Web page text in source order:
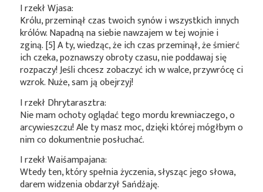
I rzekł Wjasa:
Królu, przeminął czas twoich synów i wszystkich innych
królów. Napadną na siebie nawzajem w tej wojnie i
zginą. [5] A ty, wiedząc, że ich czas przeminął, że śmierć
ich czeka, poznawszy obroty czasu, nie poddawaj się
rozpaczy! Jeśli chcesz zobaczyć ich w walce, przywrócę ci
wzrok. Nuże, sam ją obejrzyj!
I rzekł Dhrytarasztra:
Nie mam ochoty oglądać tego mordu krewniaczego, o
arcywieszczu! Ale ty masz moc, dzięki której mógłbym o
nim co dokumentnie posłuchać.
I rzekł Waiśampajana:
Wtedy ten, który spełnia życzenia, słysząc jego słowa,
darem widzenia obdarzył Sańdźaję.